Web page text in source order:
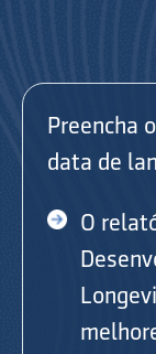
Preencha
data de
O